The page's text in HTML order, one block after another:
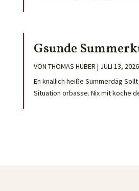
Gsunde
VON THOMAS HUBER | JULI 13, 2026
En knallich heiße Summerdäg
Situation orbasse. Nix mit koche